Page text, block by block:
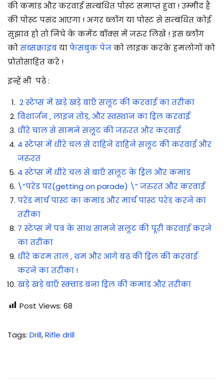
की कमांड और करवाई सम्बंधित पोस्ट समाप्त हुवा ! उम्मीद है
की पोस्ट पसंद आएगा ! अगर ब्लॉग या पोस्ट से सम्बंधित कोई
सुझाव हो तो निचे के कमेंट बॉक्स में जरुर लिखे ! इस ब्लॉग
कोसब्सक्राइबयाफेसबुक पेजको लाइक करके हमलोगों को
प्रोतोसाहित करे !
इन्हें भी पढ़े :
2 स्टेप्स में खड़े खड़े बाएँ सलूट की करवाई का तरीका
विशार्जन , लाइन तोड़, और स्वस्थान का ड्रिल करवाई
धीरे चाल से सामने सलूट की जरुरत और करवाई
4 स्टेप्स में धीरे चल से दाहिने दाहिने सलूट की करवाई और
जरुरत
4 स्टेप्स में धीरे चल से बाएँ सलूट के ड्रिल और कमांड
\”परेड पर(getting on parade) \” जरुरत और करवाई
परेड मार्च पास्ट का कमांड और मार्च पास्ट परेड करने का
तरीका
7 स्टेप्स में पत्र के साथ सामने सलूट की पूरी करवाई करने
का तरीका
धीरे कदम ताल , थम और आगे बढ़ की ड्रिल की करवाई
करने का तरीका !
खड़े खड़े बाएँ स्क्वाड बना ड्रिल की कमांड और तरीका
Post Views: 68
Tags: Drill,Rifle drill